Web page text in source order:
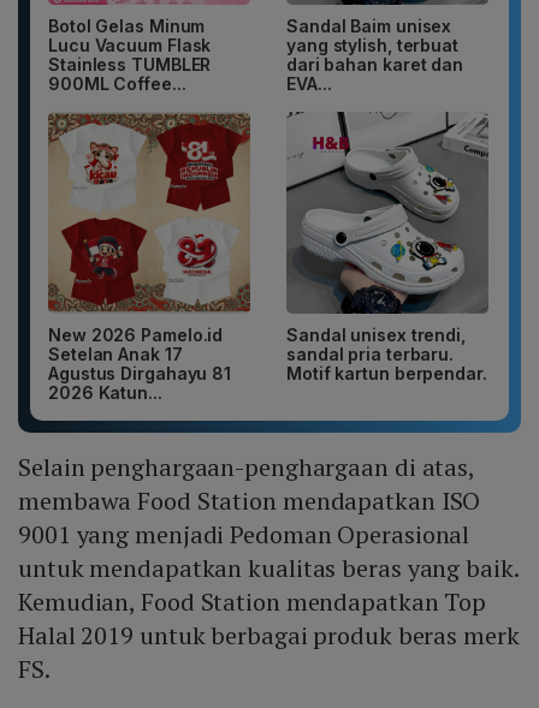
Botol Gelas Minum
Lucu Vacuum Flask
Stainless TUMBLER
900ML Coffee...
Sandal Baim unisex
yang stylish, terbuat
dari bahan karet dan
EVA...
New 2026 Pamelo.id
Setelan Anak 17
Agustus Dirgahayu 81
2026 Katun...
Sandal unisex trendi,
sandal pria terbaru.
Motif kartun berpendar.
Selain penghargaan-penghargaan di atas,
membawa Food Station mendapatkan ISO
9001 yang menjadi Pedoman Operasional
untuk mendapatkan kualitas beras yang baik.
Kemudian, Food Station mendapatkan Top
Halal 2019 untuk berbagai produk beras merk
FS.